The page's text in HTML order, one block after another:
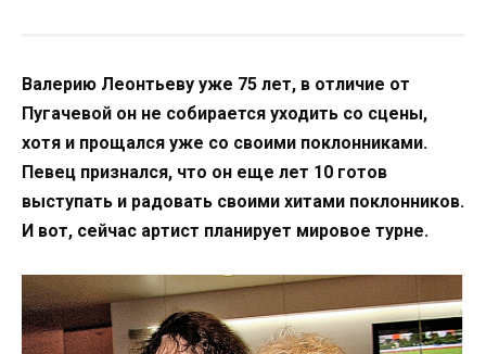
Валерию Леонтьеву уже 75 лет, в отличие от
Пугачевой он не собирается уходить со сцены,
хотя и прощался уже со своими поклонниками.
Певец признался, что он еще лет 10 готов
выступать и радовать своими хитами поклонников.
И вот, сейчас артист планирует мировое турне.